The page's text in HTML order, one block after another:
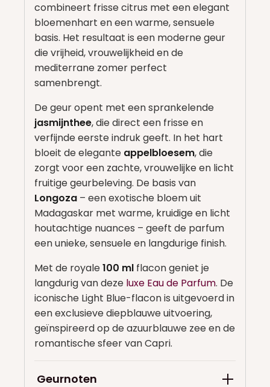
combineert frisse citrus met een elegant
bloemenhart en een warme, sensuele
basis. Het resultaat is een moderne geur
die vrijheid, vrouwelijkheid en de
mediterrane zomer perfect
samenbrengt.
De geur opent met een sprankelende
jasmijnthee, die direct een frisse en
verfijnde eerste indruk geeft. In het hart
bloeit de elegante appelbloesem, die
zorgt voor een zachte, vrouwelijke en licht
fruitige geurbeleving. De basis van
Longoza – een exotische bloem uit
Madagaskar met warme, kruidige en licht
houtachtige nuances – geeft de parfum
een unieke, sensuele en langdurige finish.
Met de royale100 ml flacon geniet je
langdurig van deze luxe Eau de Parfum. De
iconische Light Blue-flacon is uitgevoerd in
een exclusieve diepblauwe uitvoering,
geïnspireerd op de azuurblauwe zee en de
romantische sfeer van Capri.
Geurnoten